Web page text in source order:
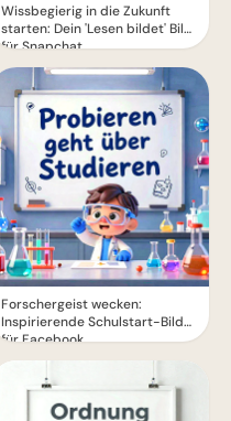
Wissbegierig in die Zukunft
starten: Dein 'Lesen bildet' Bild
für Snapchat
Forschergeist wecken:
Inspirierende Schulstart-Bilder
für Facebook